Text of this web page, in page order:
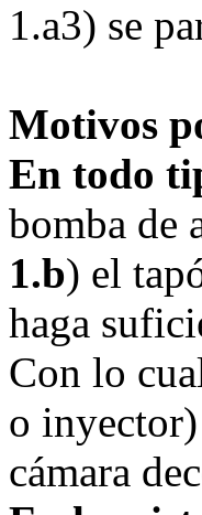
1.a3) se
Motivos
En todo
bomba de
1.b) el
haga
Con lo
o
cámara